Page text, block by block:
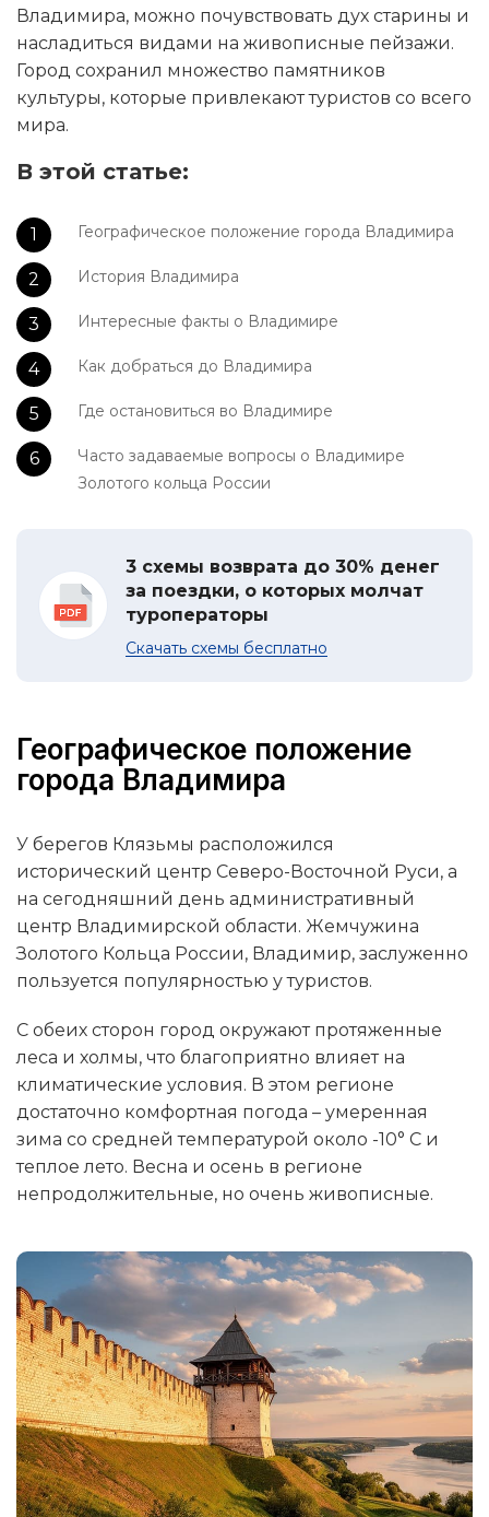
Владимира, можно почувствовать дух старины и
насладиться видами на живописные пейзажи.
Город сохранил множество памятников
культуры, которые привлекают туристов со всего
мира.
В этой статье:
Географическое положение города Владимира
История Владимира
Интересные факты о Владимире
Как добраться до Владимира
Где остановиться во Владимире
Часто задаваемые вопросы о Владимире
Золотого кольца России
3 схемы возврата до 30% денег
за поездки, о которых молчат
туроператоры
Скачать схемы бесплатно
Географическое положение
города Владимира
У берегов Клязьмы расположился
исторический центр Северо-Восточной Руси, а
на сегодняшний день административный
центр Владимирской области. Жемчужина
Золотого Кольца России, Владимир, заслуженно
пользуется популярностью у туристов.
С обеих сторон город окружают протяженные
леса и холмы, что благоприятно влияет на
климатические условия. В этом регионе
достаточно комфортная погода – умеренная
зима со средней температурой около -10° C и
теплое лето. Весна и осень в регионе
непродолжительные, но очень живописные.